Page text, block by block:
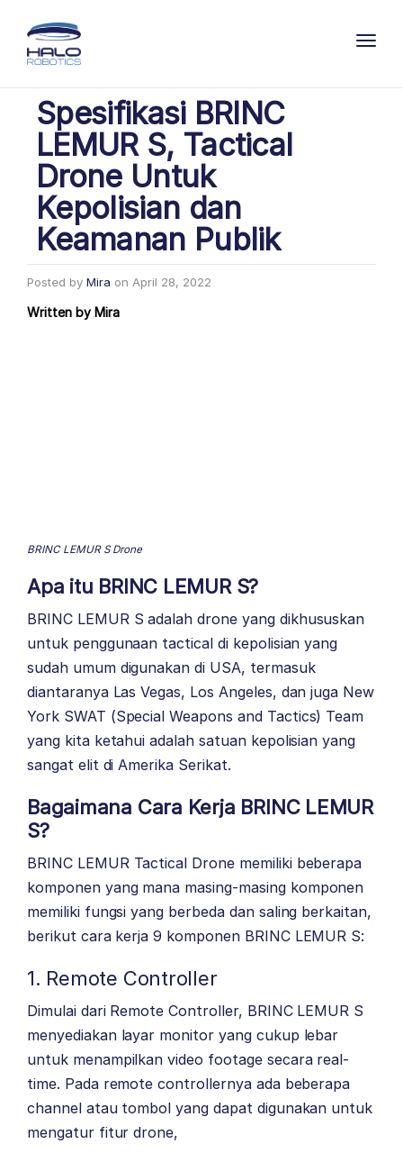
Spesifikasi BRINC
LEMUR S, Tactical
Drone Untuk
Kepolisian dan
Keamanan Publik
Posted by Mira on April 28, 2022
Written by Mira
BRINC LEMUR S Drone
Apa itu BRINC LEMUR S?
BRINC LEMUR S adalah drone yang dikhususkan
untuk penggunaan tactical di kepolisian yang
sudah umum digunakan di USA, termasuk
diantaranya Las Vegas, Los Angeles, dan juga New
York SWAT (Special Weapons and Tactics) Team
yang kita ketahui adalah satuan kepolisian yang
sangat elit di Amerika Serikat.
Bagaimana Cara Kerja BRINC LEMUR
S?
BRINC LEMUR Tactical Drone memiliki beberapa
komponen yang mana masing-masing komponen
memiliki fungsi yang berbeda dan saling berkaitan,
berikut cara kerja 9 komponen BRINC LEMUR S:
1. Remote Controller
Dimulai dari Remote Controller, BRINC LEMUR S
menyediakan layar monitor yang cukup lebar
untuk menampilkan video footage secara real-
time. Pada remote controllernya ada beberapa
channel atau tombol yang dapat digunakan untuk
mengatur fitur drone,